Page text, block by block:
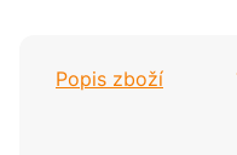
Popis zboží